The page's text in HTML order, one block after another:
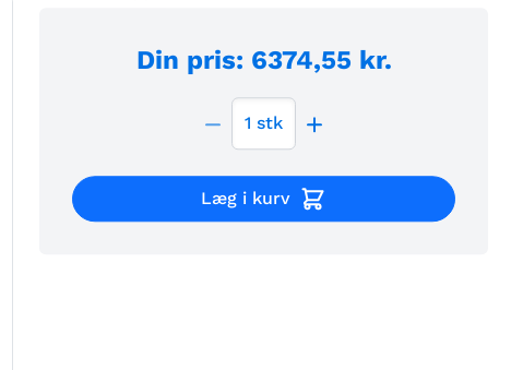
Din pris: 6374,55 kr.
1 stk
Læg i kurv